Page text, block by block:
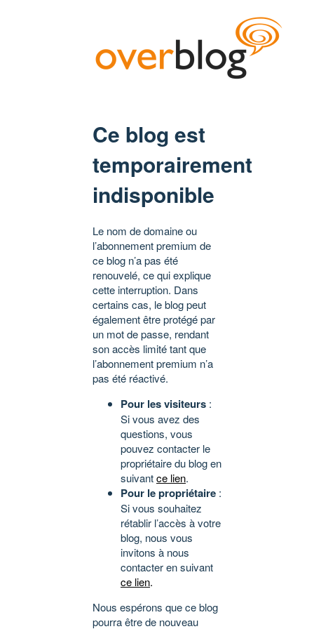
Ce blog est
temporairement
indisponible
Le nom de domaine ou
l’abonnement premium de
ce blog n’a pas été
renouvelé, ce qui explique
cette interruption. Dans
certains cas, le blog peut
également être protégé par
un mot de passe, rendant
son accès limité tant que
l’abonnement premium n’a
pas été réactivé.
Pour les visiteurs :
Si vous avez des
questions, vous
pouvez contacter le
propriétaire du blog en
suivantce lien.
Pour le propriétaire :
Si vous souhaitez
rétablir l’accès à votre
blog, nous vous
invitons à nous
contacter en suivant
ce lien.
Nous espérons que ce blog
pourra être de nouveau